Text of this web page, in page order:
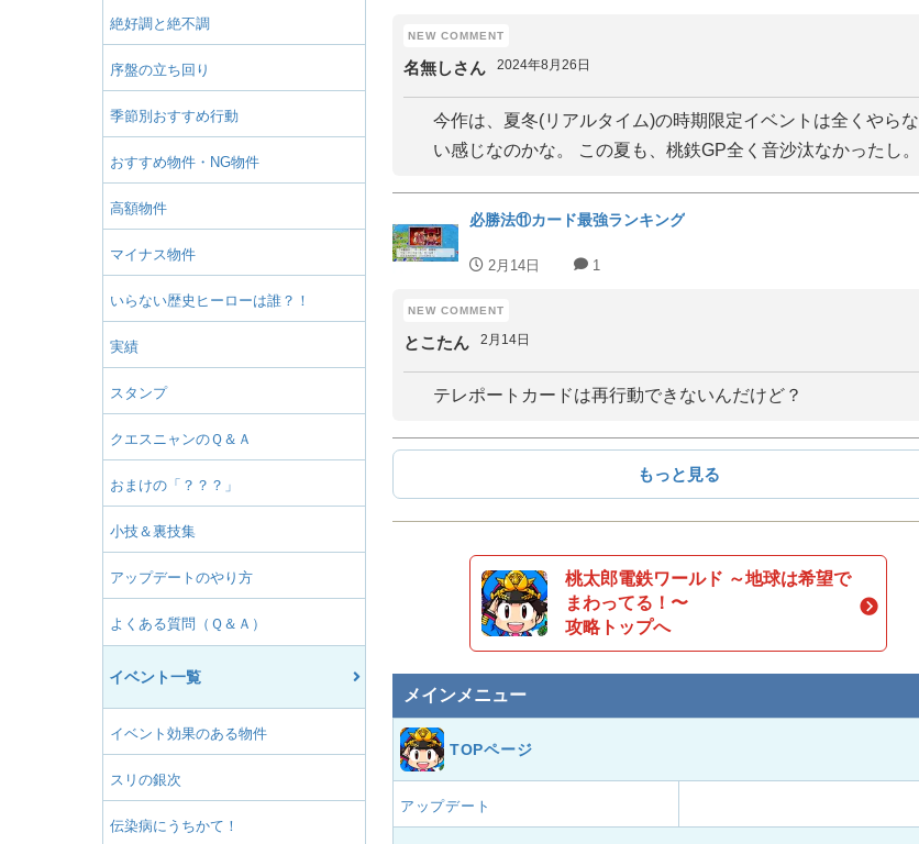
絶好調と絶不調
序盤の立ち回り
季節別おすすめ行動
おすすめ物件・NG物件
高額物件
マイナス物件
いらない歴史ヒーローは誰？！
実績
スタンプ
クエスニャンのＱ＆Ａ
おまけの「？？？」
小技＆裏技集
アップデートのやり方
よくある質問（Ｑ＆Ａ）
イベント一覧
イベント効果のある物件
スリの銀次
伝染病にうちかて！
名無しさん 2024年8月26日
今作は、夏冬(リアルタイム)の時期限定イベントは全くやらな
い感じなのかな。 この夏も、桃鉄GP全く音沙汰なかったし。
必勝法⑪カード最強ランキング
2月14日 1
とこたん 2月14日
テレポートカードは再行動できないんだけど？
もっと見る
桃太郎電鉄ワールド ～地球は希望で
まわってる！〜
攻略トップへ
メインメニュー
TOPページ
アップデート